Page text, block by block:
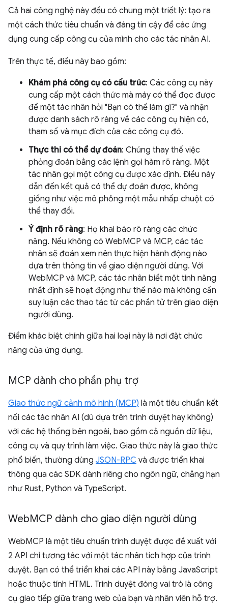
Cả hai công nghệ này đều có chung một triết lý: tạo ra
một cách thức tiêu chuẩn và đáng tin cậy để các ứng
dụng cung cấp công cụ của mình cho các tác nhân AI.
Trên thực tế, điều này bao gồm:
Khám phá công cụ có cấu trúc: Các công cụ này
cung cấp một cách thức mà máy có thể đọc được
để một tác nhân hỏi "Bạn có thể làm gì?" và nhận
được danh sách rõ ràng về các công cụ hiện có,
tham số và mục đích của các công cụ đó.
Thực thi có thể dự đoán: Chúng thay thế việc
phỏng đoán bằng các lệnh gọi hàm rõ ràng. Một
tác nhân gọi một công cụ được xác định. Điều này
dẫn đến kết quả có thể dự đoán được, không
giống như việc mô phỏng một mẫu nhấp chuột có
thể thay đổi.
Ý định rõ ràng: Họ khai báo rõ ràng các chức
năng. Nếu không có WebMCP và MCP, các tác
nhân sẽ đoán xem nên thực hiện hành động nào
dựa trên thông tin về giao diện người dùng. Với
WebMCP và MCP, các tác nhân biết một tính năng
nhất định sẽ hoạt động như thế nào mà không cần
suy luận các thao tác từ các phần tử trên giao diện
người dùng.
Điểm khác biệt chính giữa hai loại này là nơi đặt chức
năng của ứng dụng.
MCP dành cho phần phụ trợ
Giao thức ngữ cảnh mô hình (MCP) là một tiêu chuẩn kết
nối các tác nhân AI (dù dựa trên trình duyệt hay không)
với các hệ thống bên ngoài, bao gồm cả nguồn dữ liệu,
công cụ và quy trình làm việc. Giao thức này là giao thức
phổ biến, thường dùng JSON-RPC và được triển khai
thông qua các SDK dành riêng cho ngôn ngữ, chẳng hạn
như Rust, Python và TypeScript.
WebMCP dành cho giao diện người dùng
WebMCP là một tiêu chuẩn trình duyệt được đề xuất với
2 API chỉ tương tác với một tác nhân tích hợp của trình
duyệt. Bạn có thể triển khai các API này bằng JavaScript
hoặc thuộc tính HTML. Trình duyệt đóng vai trò là công
cụ giao tiếp giữa trang web của bạn và nhân viên hỗ trợ.